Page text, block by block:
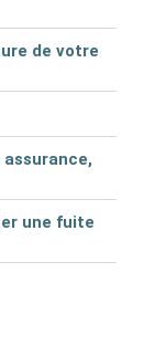
de votre
une fuite